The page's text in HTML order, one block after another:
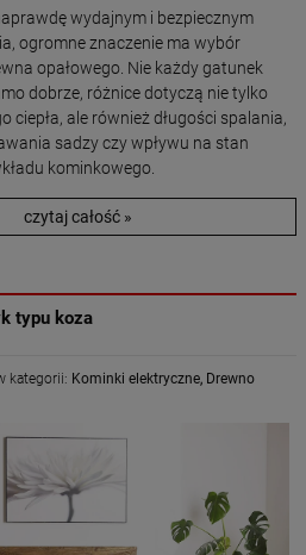
wydajnym i bezpiecznym
ogromne znaczenie ma wybór
opałowego. Nie każdy gatunek
dobrze, różnice dotyczą nie tylko
ciepła, ale również długości spalania,
sadzy czy wpływu na stan
kominkowego.
czytaj całość »
typu koza
kategorii: Kominki elektryczne, Drewno